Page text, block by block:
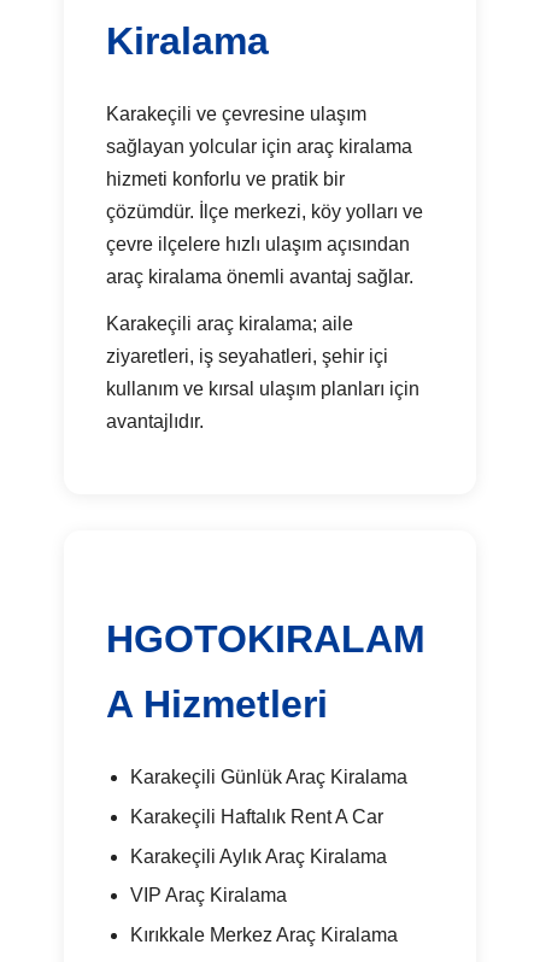
Kiralama
Karakeçili ve çevresine ulaşım
sağlayan yolcular için araç kiralama
hizmeti konforlu ve pratik bir
çözümdür. İlçe merkezi, köy yolları ve
çevre ilçelere hızlı ulaşım açısından
araç kiralama önemli avantaj sağlar.
Karakeçili araç kiralama; aile
ziyaretleri, iş seyahatleri, şehir içi
kullanım ve kırsal ulaşım planları için
avantajlıdır.
HGOTOKIRALAM
A Hizmetleri
Karakeçili Günlük Araç Kiralama
Karakeçili Haftalık Rent A Car
Karakeçili Aylık Araç Kiralama
VIP Araç Kiralama
Kırıkkale Merkez Araç Kiralama